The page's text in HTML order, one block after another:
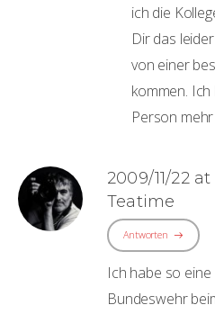
ich die
Dir das
von einer
kommen.
Person
2009/11/22
Teatime
Antworten
Ich habe so
Bundeswehr